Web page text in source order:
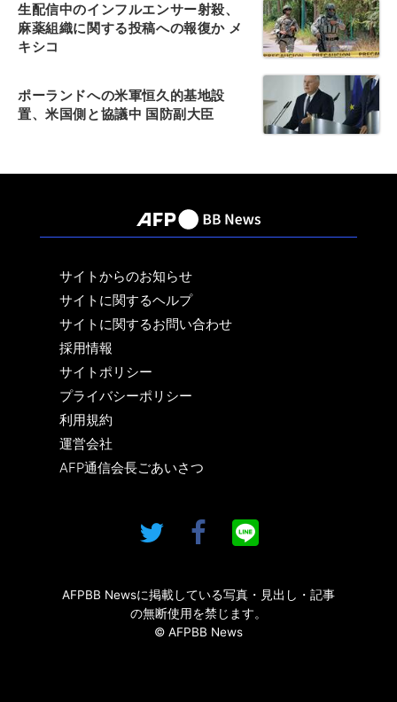
生配信中のインフルエンサー射殺、
麻薬組織に関する投稿への報復か メ
キシコ
ポーランドへの米軍恒久的基地設
置、米国側と協議中 国防副大臣
サイトからのお知らせ
サイトに関するヘルプ
サイトに関するお問い合わせ
採用情報
サイトポリシー
プライバシーポリシー
利用規約
運営会社
AFP通信会長ごあいさつ
AFPBB Newsに掲載している写真・見出し・記事
の無断使用を禁じます。
© AFPBB News